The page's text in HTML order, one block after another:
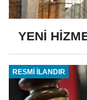
YENİ
RESMİ İLANDIR